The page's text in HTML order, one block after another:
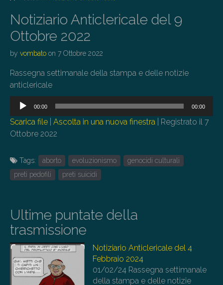
Notiziario Anticlericale del 9
Ottobre 2022
by vombato on 7 Ottobre 2022
Rassegna settimanale della stampa e delle notizie
anticlericale
Audio
00:00 00:00
Scarica file Ascolta in una nuova finestra
Registrato il 7
Ottobre 2022
Tags: aborto evoluzionismo
genocidi culturali
preti pedofili
preti suicidi
Ultime puntate della
trasmissione
Notiziario Anticlericale del 4
Febbraio 2024
01/02/24 Rassegna settimanale
della stampa e delle notizie